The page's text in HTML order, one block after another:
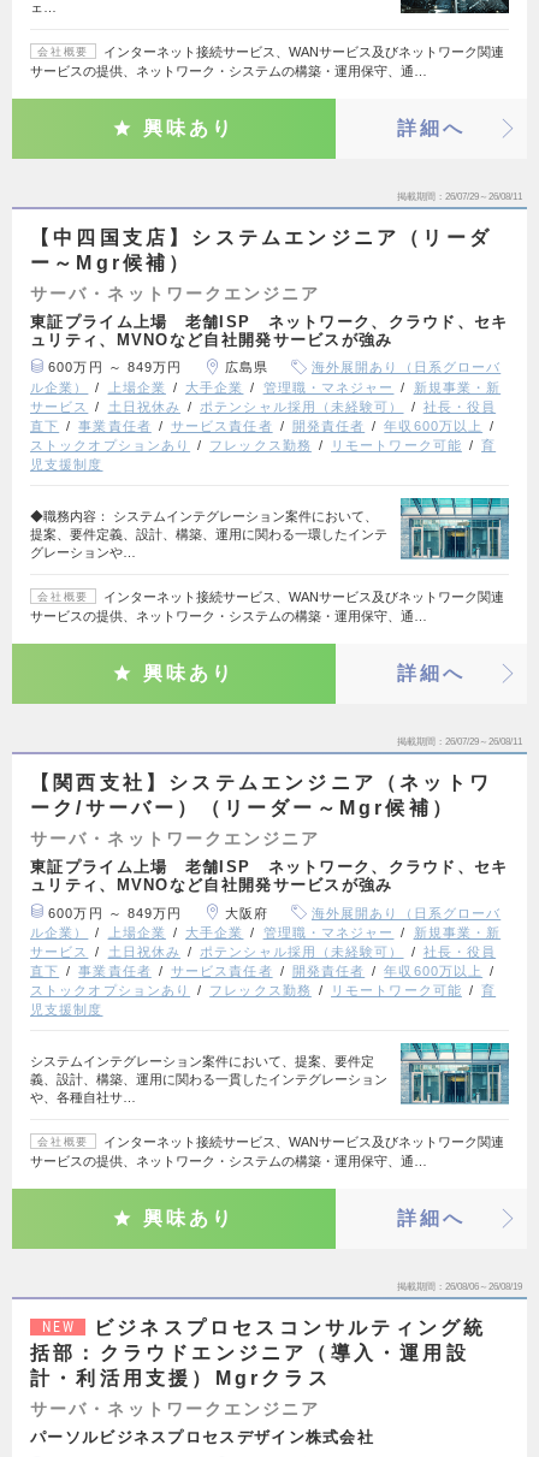
ェ…
会社概要
インターネット接続サービス、WANサービス及びネットワーク関連
サービスの提供、ネットワーク・システムの構築・運用保守、通…
興味あり 詳細へ
掲載期間 26/07/29～26/08/11
【中四国支店】システムエンジニア（リーダ
ー～Mgr候補）
サーバ・ネットワークエンジニア
東証プライム上場 老舗ISP ネットワーク、クラウド、セキ
ュリティ、MVNOなど自社開発サービスが強み
600万円 ～ 849万円 広島県
海外展開あり（日系グローバ
ル企業）
上場企業 大手企業 管理職・マネジャー
新規事業・新
サービス
土日祝休み ポテンシャル採用（未経験可）
社長・役員
直下
事業責任者 サービス責任者 開発責任者
年収600万以上
ストックオプションあり
フレックス勤務 リモートワーク可能
育
児支援制度
◆職務内容： システムインテグレーション案件において、
提案、要件定義、設計、構築、運用に関わる一環したインテ
グレーションや…
会社概要
インターネット接続サービス、WANサービス及びネットワーク関連
サービスの提供、ネットワーク・システムの構築・運用保守、通…
興味あり 詳細へ
掲載期間 26/07/29～26/08/11
【関西支社】システムエンジニア（ネットワ
ーク/サーバー）（リーダー～Mgr候補）
サーバ・ネットワークエンジニア
東証プライム上場 老舗ISP ネットワーク、クラウド、セキ
ュリティ、MVNOなど自社開発サービスが強み
600万円 ～ 849万円 大阪府
海外展開あり（日系グローバ
ル企業）
上場企業 大手企業 管理職・マネジャー
新規事業・新
サービス
土日祝休み ポテンシャル採用（未経験可）
社長・役員
直下
事業責任者 サービス責任者 開発責任者
年収600万以上
ストックオプションあり
フレックス勤務 リモートワーク可能
育
児支援制度
システムインテグレーション案件において、提案、要件定
義、設計、構築、運用に関わる一貫したインテグレーション
や、各種自社サ…
会社概要
インターネット接続サービス、WANサービス及びネットワーク関連
サービスの提供、ネットワーク・システムの構築・運用保守、通…
興味あり 詳細へ
掲載期間 26/08/06～26/08/19
NEW
ビジネスプロセスコンサルティング統
括部：クラウドエンジニア（導入・運用設
計・利活用支援）Mgrクラス
サーバ・ネットワークエンジニア
パーソルビジネスプロセスデザイン株式会社